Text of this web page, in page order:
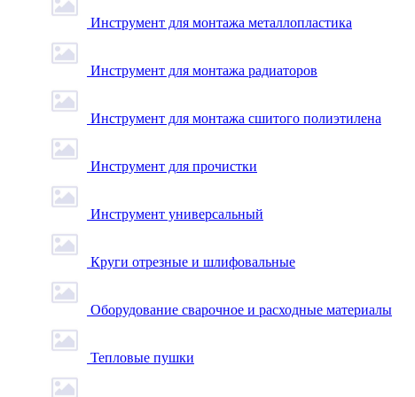
Инструмент для монтажа металлопластика
Инструмент для монтажа радиаторов
Инструмент для монтажа сшитого полиэтилена
Инструмент для прочистки
Инструмент универсальный
Круги отрезные и шлифовальные
Оборудование сварочное и расходные материалы
Тепловые пушки